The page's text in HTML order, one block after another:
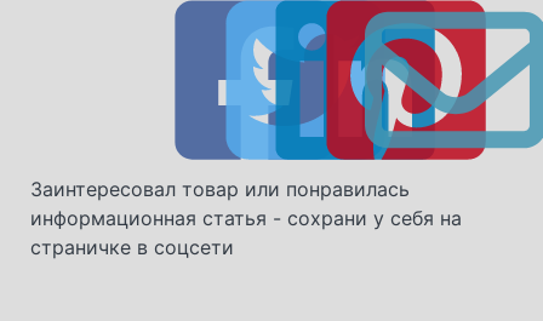
Заинтересовал товар или понравилась
информационная статья - сохрани у себя на
страничке в соцсети